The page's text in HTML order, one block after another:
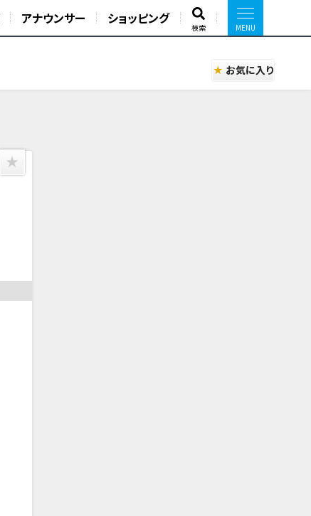
アナウンサー ショッピング
検索
お気に入り